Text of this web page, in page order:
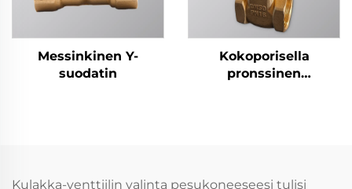
Messinkinen Y-
suodatin
Kokoporisella
pronssinen
Kulakka-venttiilin valinta pesukoneeseesi tulisi